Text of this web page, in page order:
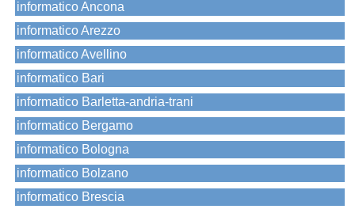
informatico Ancona
informatico Arezzo
informatico Avellino
informatico Bari
informatico Barletta-andria-trani
informatico Bergamo
informatico Bologna
informatico Bolzano
informatico Brescia